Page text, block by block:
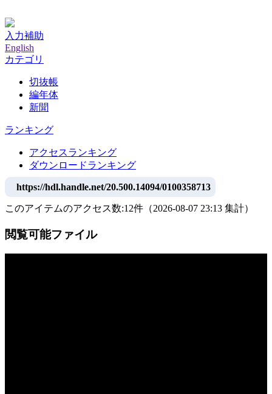
入力補助
English
カテゴリ
切抜帳
編年体
新聞
ランキング
アクセスランキング
ダウンロードランキング
https://hdl.handle.net/20.500.14094/0100358713
このアイテムのアクセス数:12件 （2026-08-07 23:13 集計）
閲覧可能ファイル